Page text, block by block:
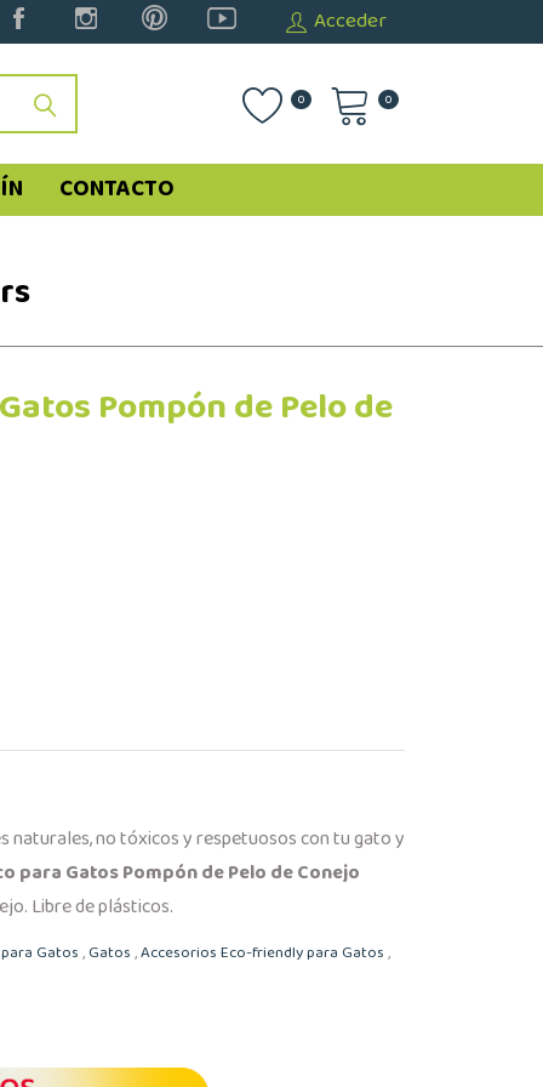
Acceder
0 0
CONTACTO
Pompón de Pelo de
naturales, no tóxicos y respetuosos con tu gato y
para Gatos Pompón de Pelo de Conejo
Libre de plásticos.
Gatos,Gatos,Accesorios Eco-friendly para Gatos,